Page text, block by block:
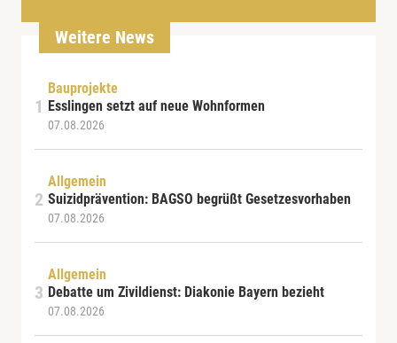
Weitere News
Bauprojekte
Esslingen setzt auf neue Wohnformen
07.08.2026
Allgemein
Suizidprävention: BAGSO begrüßt Gesetzesvorhaben
07.08.2026
Allgemein
Debatte um Zivildienst: Diakonie Bayern bezieht
07.08.2026